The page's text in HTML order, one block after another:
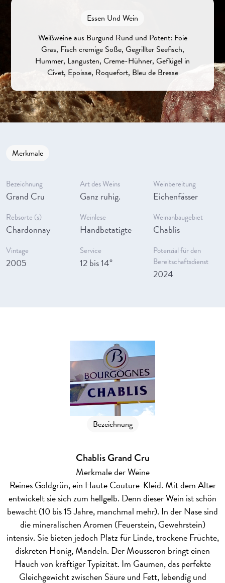
Essen Und Wein
Weißweine aus Burgund Rund und Potent: Foie
Gras, Fisch cremige Soße, Gegrillter Seefisch,
Hummer, Langusten, Creme-Hühner, Geflügel in
Civet, Epoisse, Roquefort, Bleu de Bresse
Merkmale
Bezeichnung
Grand Cru
Art des Weins
Ganz ruhig.
Weinbereitung
Eichenfässer
Rebsorte (s)
Chardonnay
Weinlese
Handbetätigte
Weinanbaugebiet
Chablis
Vintage
2005
Service
12 bis 14°
Potenzial für den
Bereitschaftsdienst
2024
Bezeichnung
Chablis Grand Cru
Merkmale der Weine
Reines Goldgrün, ein Haute Couture-Kleid. Mit dem Alter
entwickelt sie sich zum hellgelb. Denn dieser Wein ist schön
bewacht (10 bis 15 Jahre, manchmal mehr). In der Nase sind
die mineralischen Aromen (Feuerstein, Gewehrstein)
intensiv. Sie bieten jedoch Platz für Linde, trockene Früchte,
diskreten Honig, Mandeln. Der Mousseron bringt einen
Hauch von kräftiger Typizität. Im Gaumen, das perfekte
Gleichgewicht zwischen Säure und Fett, lebendig und